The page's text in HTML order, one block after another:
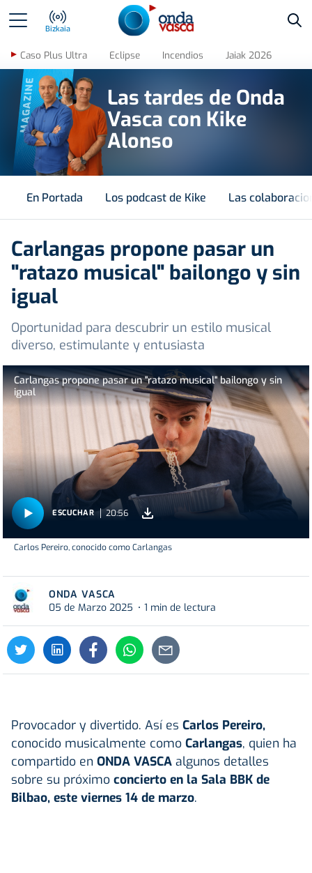
Bizkaia
Caso Plus Ultra Eclipse Incendios Jaiak 2026
MAGAZINE
Las tardes de Onda
Vasca con Kike
Alonso
En Portada Los podcast de Kike Las
Carlangas propone pasar un
"ratazo musical" bailongo y sin
igual
Oportunidad para descubrir un estilo musical
diverso, estimulante y entusiasta
Carlangas propone pasar un "ratazo musical" bailongo y sin
igual
ESCUCHAR 20:56
Carlos Pereiro, conocido como Carlangas
ONDA VASCA
05 de Marzo 2025
1 min de lectura
Provocador y divertido. Así es Carlos Pereiro,
conocido musicalmente como Carlangas, quien ha
compartido en ONDA VASCA algunos detalles
sobre su próximo concierto en la Sala BBK de
Bilbao, este viernes 14 de marzo.